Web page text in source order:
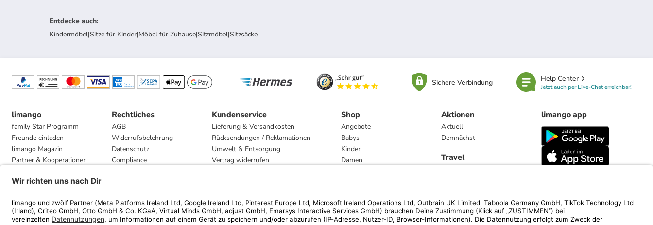
Entdecke auch:
Kindermöbel|Sitze für Kinder|Möbel für Zuhause|Sitzmöbel|Sitzsäcke
Sichere Verbindung Help Center
Jetzt auch per Live-Chat erreichbar!
limango
family Star Programm
Freunde einladen
limango Magazin
Partner & Kooperationen
Presse
Rechtliches
AGB
Widerrufsbelehrung
Datenschutz
Compliance
Kundenservice
Lieferung & Versandkosten
Rücksendungen / Reklamationen
Umwelt & Entsorgung
Vertrag widerrufen
Shop
Angebote
Babys
Kinder
Damen
Marken
Aktionen
Aktuell
Demnächst
Travel
limango app